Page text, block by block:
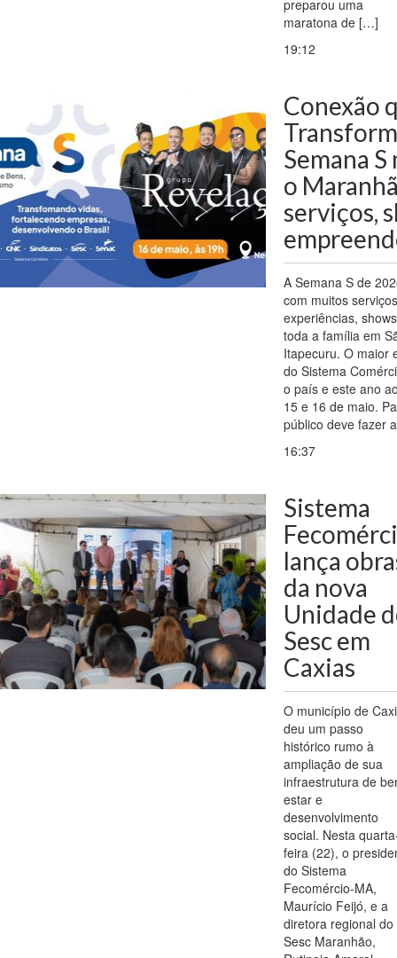
preparou uma
maratona de […]
19:12
Conexão
Semana
o
serviços,
A Semana S de
com muitos
experiências,
toda a família em
Itapecuru. O maior
do Sistema
o país e este ano
15 e 16 de maio.
público deve fazer
16:37
Sistema
lança
da nova
Unidade
Sesc em
Caxias
O município de
deu um passo
histórico rumo à
ampliação de sua
infraestrutura de
estar e
desenvolvimento
social. Nesta
feira (22), o
do Sistema
Fecomércio-MA,
Maurício Feijó, e a
diretora regional do
Sesc Maranhão,